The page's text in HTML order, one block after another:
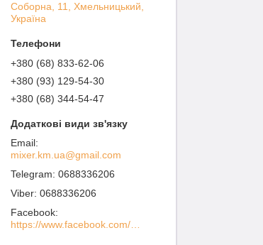
Соборна, 11, Хмельницький,
Україна
+380 (68) 833-62-06
+380 (93) 129-54-30
+380 (68) 344-54-47
mixer.km.ua@gmail.com
0688336206
0688336206
Facebook